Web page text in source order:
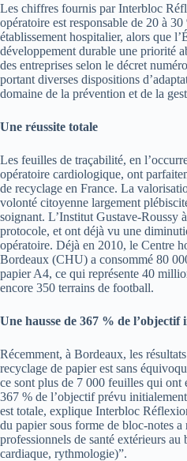
Les chiffres fournis par Interbloc
opératoire est responsable de 20 à
établissement hospitalier, alors que
développement durable une priorité
des entreprises selon le décret
portant diverses dispositions
domaine de la prévention et de la
Une réussite totale
Les feuilles de traçabilité, en
opératoire cardiologique, ont
de recyclage en France. La
volonté citoyenne largement
soignant. L’Institut Gustave-Roussy
protocole, et ont déjà vu une
opératoire. Déjà en 2010, le Centre
Bordeaux (CHU) a consommé 80
papier A4, ce qui représente 40
encore 350 terrains de football.
Une hausse de 367 % de l’objectif
Récemment, à Bordeaux, les
recyclage de papier est sans
ce sont plus de 7 000 feuilles qui ont
367 % de l’objectif prévu
est totale, explique Interbloc
du papier sous forme de bloc-notes a
professionnels de santé extérieurs
cardiaque, rythmologie)”.